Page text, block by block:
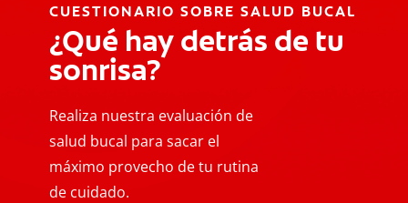
CUESTIONARIO SOBRE SALUD BUCAL
¿Qué hay detrás de tu
sonrisa?
Realiza nuestra evaluación de
salud bucal para sacar el
máximo provecho de tu rutina
de cuidado.